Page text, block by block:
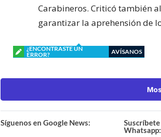
Carabineros. Criticó también
garantizar la aprehensión de
¿ENCONTRASTE UN
ERROR?
AVÍSANOS
Síguenos en Google News:
Whatsapp: